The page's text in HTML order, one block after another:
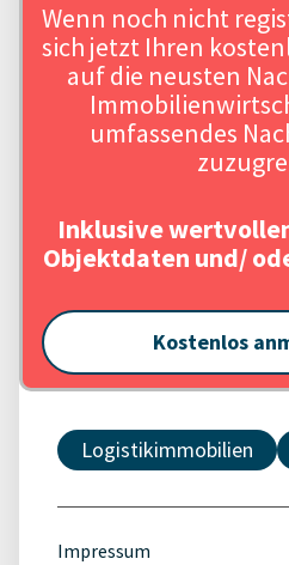
Wenn noch nicht
sich jetzt Ihren
auf die neusten
umfassendes
Inklusive
Objektdaten und/
Kostenlos
Logistikimmobilien
Impressum